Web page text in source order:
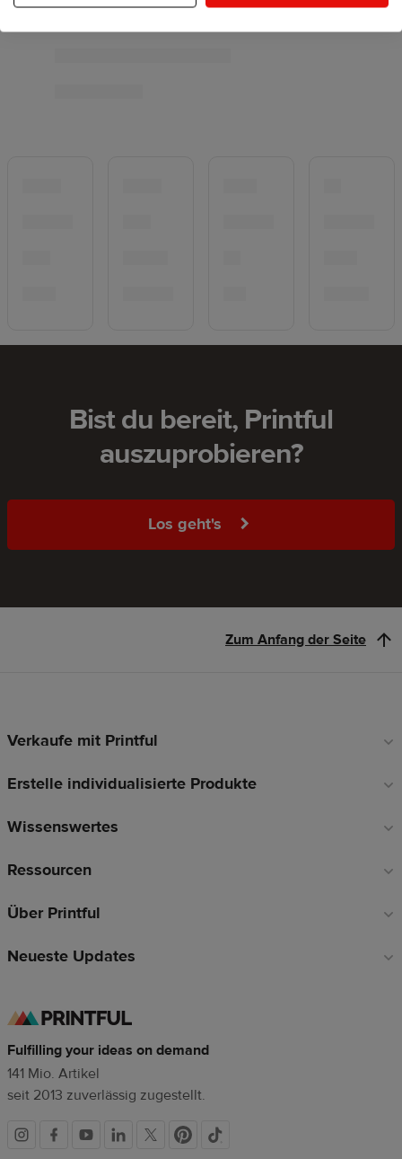
Bist du bereit, Printful
auszuprobieren?
Los geht's
Zum Anfang der Seite
Fußzeilen-
Verkaufe mit Printful
Erstelle individualisierte Produkte
Wissenswertes
Ressourcen
Über Printful
Neueste Updates
Fulfilling your ideas on demand
141 Mio. Artikel
seit 2013 zuverlässig zugestellt.
Soziale